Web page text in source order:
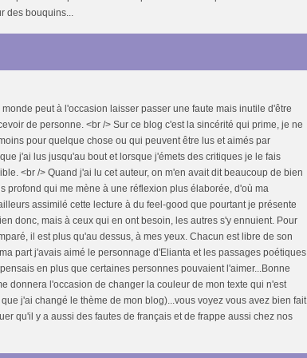
des bouquins...
peut à l'occasion laisser passer une faute mais inutile d'être
de personne. <br /> Sur ce blog c'est la sincérité qui prime, je ne
pour quelque chose ou qui peuvent être lus et aimés par
j'ai lus jusqu'au bout et lorsque j'émets des critiques je le fais
<br /> Quand j'ai lu cet auteur, on m'en avait dit beaucoup de bien
profond qui me mène à une réflexion plus élaborée, d'où ma
assimilé cette lecture à du feel-good que pourtant je présente
donc, mais à ceux qui en ont besoin, les autres s'y ennuient. Pour
il est plus qu'au dessus, à mes yeux. Chacun est libre de son
part j'avais aimé le personnage d'Elianta et les passages poétiques
en plus que certaines personnes pouvaient l'aimer...Bonne
donnera l'occasion de changer la couleur de mon texte qui n'est
j'ai changé le thème de mon blog)...vous voyez vous avez bien fait
qu'il y a aussi des fautes de français et de frappe aussi chez nos